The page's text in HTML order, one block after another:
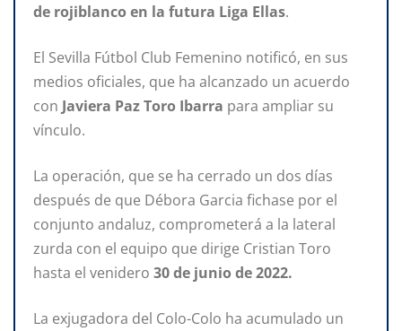
de rojiblanco en la futura Liga Ellas.
El Sevilla Fútbol Club Femenino notificó, en sus
medios oficiales, que ha alcanzado un acuerdo
con Javiera Paz Toro Ibarra para ampliar su
vínculo.
La operación, que se ha cerrado un dos días
después de que Débora Garcia fichase por el
conjunto andaluz, comprometerá a la lateral
zurda con el equipo que dirige Cristian Toro
hasta el venidero 30 de junio de 2022.
La exjugadora del Colo-Colo ha acumulado un